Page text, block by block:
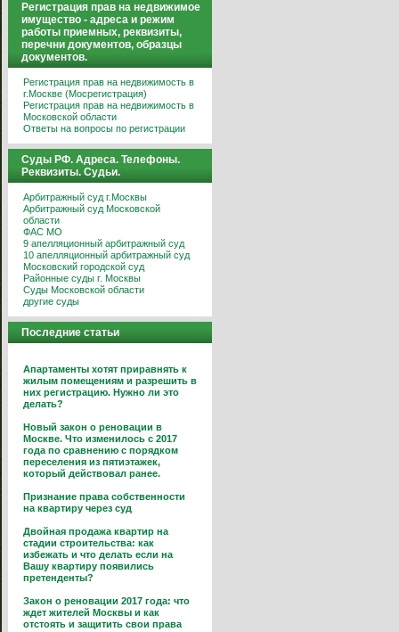
Регистрация прав на недвижимое
имущество - адреса и режим
работы приемных, реквизиты,
перечни документов, образцы
документов.
Регистрация прав на недвижимость в
г.Москве (Мосрегистрация)
Регистрация прав на недвижимость в
Московской области
Ответы на вопросы по регистрации
Суды РФ. Адреса. Телефоны.
Реквизиты. Судьи.
Арбитражный суд г.Москвы
Арбитражный суд Московской
области
ФАС МО
9 апелляционный арбитражный суд
10 апелляционный арбитражный суд
Московский городской суд
Районные суды г. Москвы
Суды Московской области
другие суды
Последние статьи
Апартаменты хотят приравнять к
жилым помещениям и разрешить в
них регистрацию. Нужно ли это
делать?
Новый закон о реновации в
Москве. Что изменилось с 2017
года по сравнению с порядком
переселения из пятиэтажек,
который действовал ранее.
Признание права собственности
на квартиру через суд
Двойная продажа квартир на
стадии строительства: как
избежать и что делать если на
Вашу квартиру появились
претенденты?
Закон о реновации 2017 года: что
ждет жителей Москвы и как
отстоять и защитить свои права